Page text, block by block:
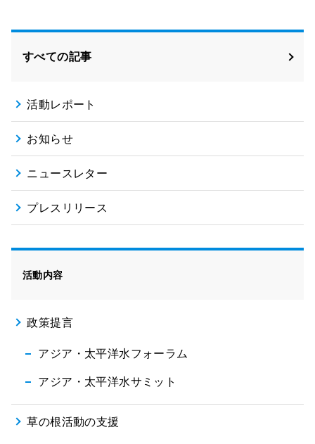
すべての記事
活動レポート
お知らせ
ニュースレター
プレスリリース
活動内容
政策提言
アジア・太平洋水フォーラム
アジア・太平洋水サミット
草の根活動の支援